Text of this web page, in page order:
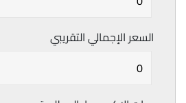
السعر الإجمالي التقريبي